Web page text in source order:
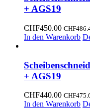
+ AGS19
CHF450.00 CHF
In den Warenkorb
+ AGS19
CHF440.00 CHF
In den Warenkorb